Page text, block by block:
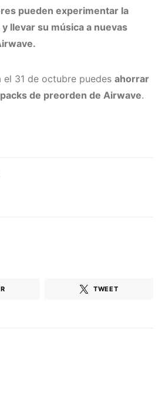
pueden experimentar la
llevar su música a nuevas
31 de octubre puedes ahorrar
de preorden de Airwave.
TWEET